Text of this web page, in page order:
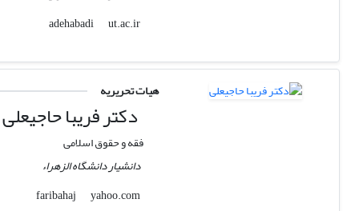
adehabadi
ut.ac.ir
هیات تحریریه
دکتر فریبا حاجیعلی
فقه و حقوق اسلامی
دانشیار دانشگاه الزهراء
faribahaj
yahoo.com